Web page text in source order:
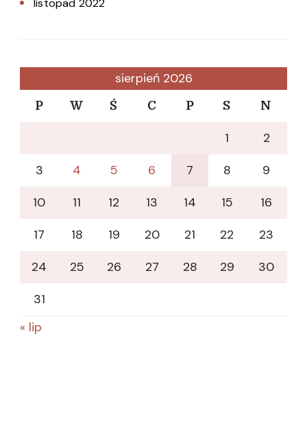
listopad 2022
sierpień 2026
P W Ś C P S N
1
2
3
4 5 6 7 8
9
10
11 12 13 14 15
16
17
18 19 20 21 22
23
24
25 26 27 28 29
30
31
« lip